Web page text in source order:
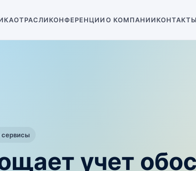
ОТРАСЛИКОНФЕРЕНЦИИО КОМПАНИИКОНТАКТЫ
сервисы
учет